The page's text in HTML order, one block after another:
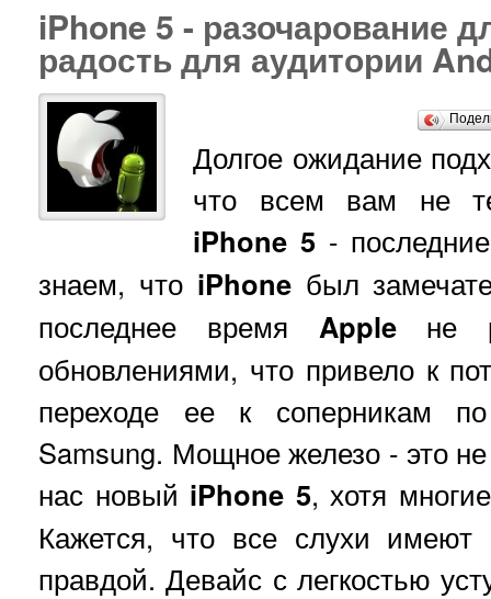
iPhone 5 - разочарование
радость для аудитории
Долгое ожидание
что всем вам не
iPhone 5 -
знаем, что iPhoneбыл
последнее время Appleне
обновлениями, что привело к
переходе ее к соперникам
Samsung. Мощное железо - это
нас новый iPhone 5, хотя
Кажется, что все слухи имеют
правдой. Девайс с легкостью